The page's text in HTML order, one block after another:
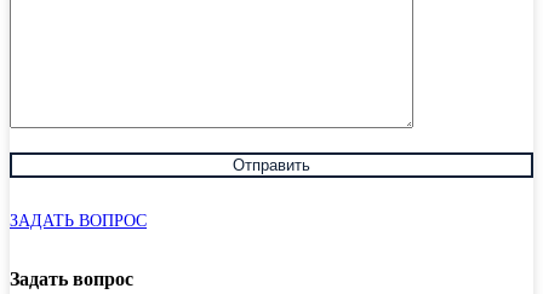
ЗАДАТЬ ВОПРОС
Задать вопрос